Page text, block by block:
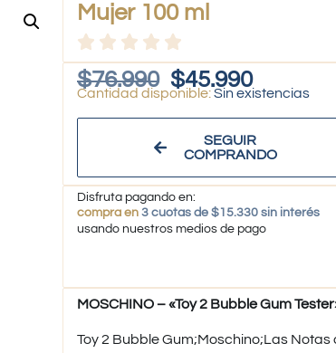
Mujer 100 ml
$76.990 $45.990
Sin existencias
SEGUIR
COMPRANDO
Disfruta pagando en:
compra en 3 cuotas de $15.330 sin interés
usando nuestros medios de pago
MOSCHINO – «Toy 2 Bubble Gum
Toy 2 Bubble Gum;Moschino;Las